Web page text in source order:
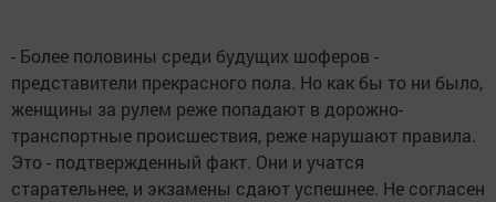
- Более половины среди будущих шоферов -
представители прекрасного пола. Но как бы то ни было,
женщины за рулем реже попадают в дорожно-
транспортные происшествия, реже нарушают правила.
Это - подтвержденный факт. Они и учатся
старательнее, и экзамены сдают успешнее. Не согласен